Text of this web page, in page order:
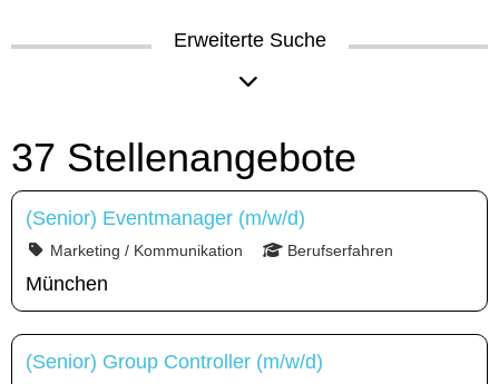
Erweiterte Suche
37 Stellenangebote
(Senior) Eventmanager (m/w/d)
Marketing / Kommunikation Berufserfahren
München
(Senior) Group Controller (m/w/d)